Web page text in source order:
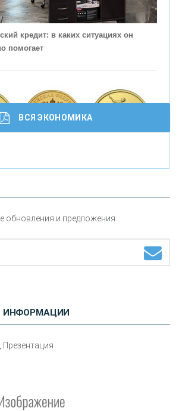
- один из главных трендов в
бизнеса - «Интервью»
Что банки делают для того, чтобы
кредит: в каких ситуациях он
помогает
капитала
ВСЯ ЭКОНОМИКА
обновления и предложения.
ИНФОРМАЦИИ